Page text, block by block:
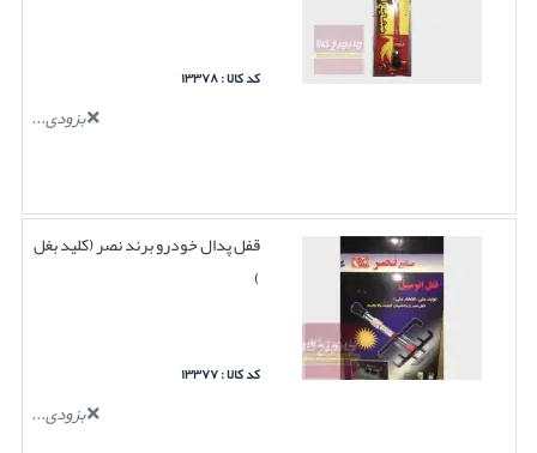
کد کالا : ۱۳۳۷۸
بزودی...
قفل پدال خودرو برند نصر (کلید بغل
)
کد کالا : ۱۳۳۷۷
بزودی...